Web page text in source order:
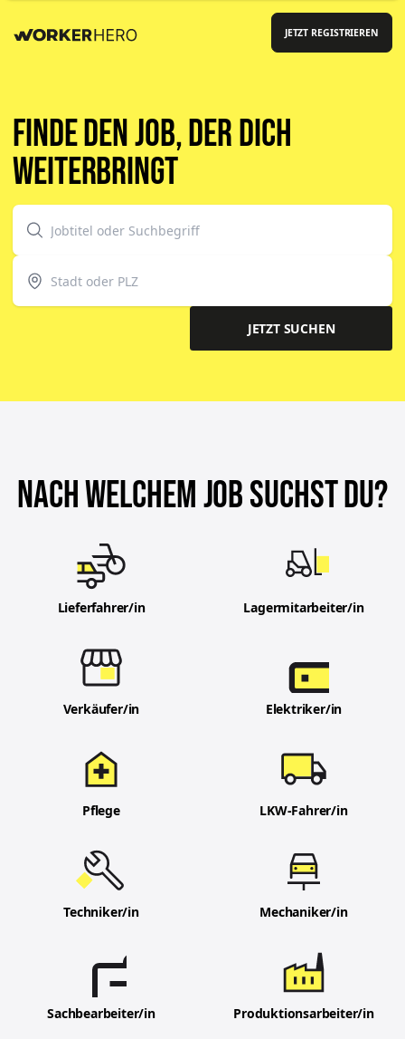
JETZT REGISTRIEREN
Finde den Job, der dich
weiterbringt
JETZT SUCHEN
NACH WELCHEM JOB SUCHST DU?
Lieferfahrer/in Lagermitarbeiter/in
Verkäufer/in Elektriker/in
Pflege LKW-Fahrer/in
Techniker/in Mechaniker/in
Sachbearbeiter/in Produktionsarbeiter/in